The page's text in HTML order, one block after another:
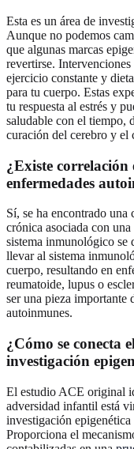
Esta es un área de
Aunque no podemos
que algunas marcas
revertirse.
ejercicio constante y
para tu cuerpo. Estas
tu respuesta al estrés y
saludable con el tiempo,
curación del cerebro y el
¿Existe
enfermedades
Sí, se ha encontrado
crónica asociada con
sistema inmunológico se
llevar al sistema
cuerpo, resultando en
reumatoide, lupus o
ser una pieza importante
autoinmunes.
¿Cómo se conecta
investigación
El estudio ACE original
adversidad infantil está
investigación
Proporciona el